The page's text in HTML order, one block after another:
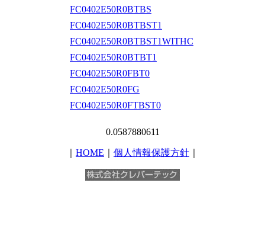
FC0402E50R0BTBS
FC0402E50R0BTBST1
FC0402E50R0BTBST1WITHC
FC0402E50R0BTBT1
FC0402E50R0FBT0
FC0402E50R0FG
FC0402E50R0FTBST0
0.0587880611
HOME 個人情報保護方針